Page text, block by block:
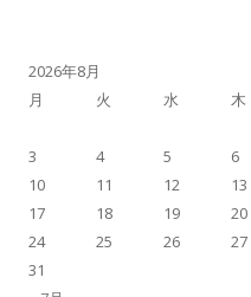
2026年8月
月
火 水 木
3
4 5 6
10
11 12 13
17
18 19 20
24
25 26 27
31